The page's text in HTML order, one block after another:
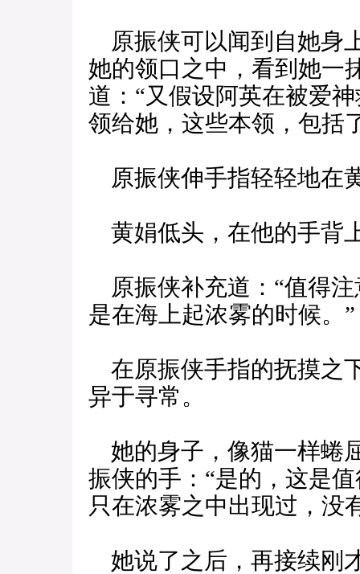
原振侠可以闻到自她身
她的领口之中，看到她一
道：“又假设阿英在被爱
领给她，这些本领，包
原振侠伸手指轻轻地在
黄娟低头，在他的手背
原振侠补充道：“值得
是在海上起浓雾的时候。”
在原振侠手指的抚摸之
异于寻常。
她的身子，像猫一样蜷
振侠的手：“是的，这是
只在浓雾之中出现过，没
她说了之后，再接续刚